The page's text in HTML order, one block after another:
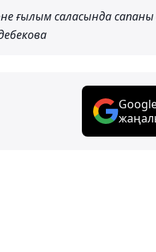
ғылым саласында